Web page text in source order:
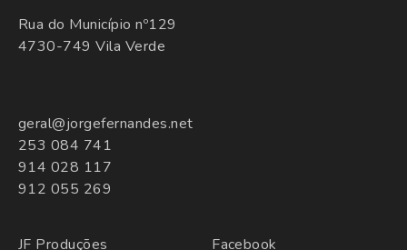
Rua do Município nº129
4730-749 Vila Verde
geral@jorgefernandes.net
253 084 741
914 028 117
912 055 269
JF Produções Facebook